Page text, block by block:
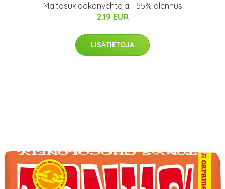
Maitosuklaakonvehteja - 55% alennus
2.19 EUR
LISÄTIETOJA